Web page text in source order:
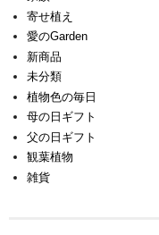
寄せ植え
愛のGarden
新商品
未分類
植物色の毎日
母の日ギフト
父の日ギフト
観葉植物
雑貨